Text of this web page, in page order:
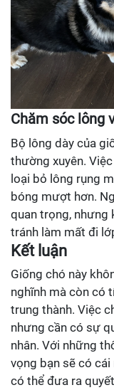
Chăm sóc lông
Bộ lông dày của
thường xuyên.
loại bỏ lông rụng
bóng mượt hơn.
quan trọng, nhưng
tránh làm mất đi
Kết luận
Giống chó này
nghĩnh mà còn có
trung thành. Việc
nhưng cần có sự
nhân. Với những
vọng bạn sẽ có cái
có thể đưa ra